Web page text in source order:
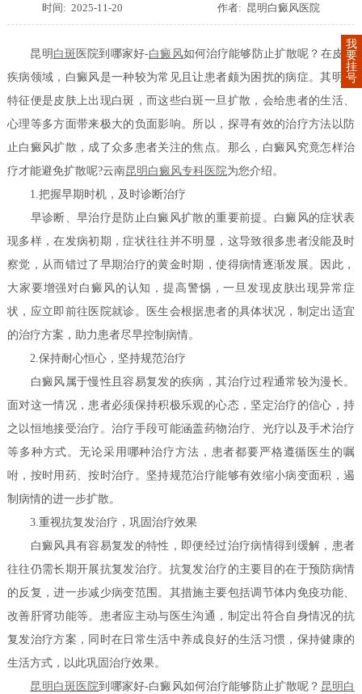
时间: 2025-11-20 作者: 昆明白癜风医院
昆明 白斑 医院到哪家好-白癜风如何治疗能够防止扩散呢？在皮肤
疾病领域，白癜风是一种较为常见且让患者颇为困扰的病症。其明显
特征便是皮肤上出现白斑，而这些白斑一旦扩散，会给患者的生活、
心理等多方面带来极大的负面影响。所以，探寻有效的治疗方法以防
止白癜风扩散，成了众多患者关注的焦点。那么，白癜风究竟怎样治
疗才能避免扩散呢?云南昆明白癜风专科医院为您介绍。
1.把握早期时机，及时诊断治疗
早诊断、早治疗是防止白癜风扩散的重要前提。白癜风的症状表
现多样，在发病初期，症状往往并不明显，这导致很多患者没能及时
察觉，从而错过了早期治疗的黄金时期，使得病情逐渐发展。因此，
大家要增强对白癜风的认知，提高警惕，一旦发现皮肤出现异常症
状，应立即前往医院就诊。医生会根据患者的具体状况，制定出适宜
的治疗方案，助力患者尽早控制病情。
2.保持耐心恒心，坚持规范治疗
白癜风属于慢性且容易复发的疾病，其治疗过程通常较为漫长。
面对这一情况，患者必须保持积极乐观的心态，坚定治疗的信心，持
之以恒地接受治疗。治疗手段可能涵盖药物治疗、光疗以及手术治疗
等多种方式。无论采用哪种治疗方法，患者都要严格遵循医生的嘱
咐，按时用药、按时治疗。坚持规范治疗能够有效缩小病变面积，遏
制病情的进一步扩散。
3.重视抗复发治疗，巩固治疗效果
白癜风具有容易复发的特性，即便经过治疗病情得到缓解，患者
往往仍需长期开展抗复发治疗。抗复发治疗的主要目的在于预防病情
的反复，进一步减少病变范围。其措施主要包括调节体内免疫功能、
改善肝肾功能等。患者应主动与医生沟通，制定出符合自身情况的抗
复发治疗方案，同时在日常生活中养成良好的生活习惯，保持健康的
生活方式，以此巩固治疗效果。
昆明白斑医院到哪家好-白癜风如何治疗能够防止扩散呢？ 昆明白
我
要
挂
号